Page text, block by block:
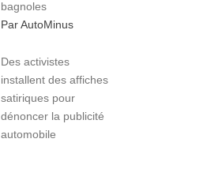
bagnoles
Par AutoMinus
Des activistes
installent des affiches
satiriques pour
dénoncer la publicité
automobile